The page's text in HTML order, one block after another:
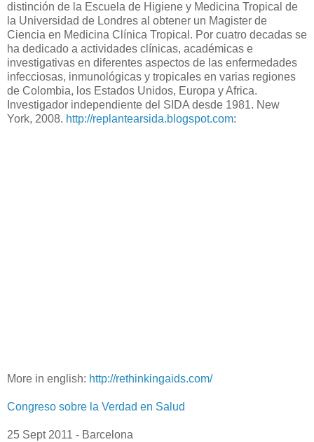
distinción de la Escuela de Higiene y Medicina Tropical de
la Universidad de Londres al obtener un Magister de
Ciencia en Medicina Clínica Tropical. Por cuatro decadas se
ha dedicado a actividades clínicas, académicas e
investigativas en diferentes aspectos de las enfermedades
infecciosas, inmunológicas y tropicales en varias regiones
de Colombia, los Estados Unidos, Europa y Africa.
Investigador independiente del SIDA desde 1981. New
York, 2008. http://replantearsida.blogspot.com:
More in english: http://rethinkingaids.com/
Congreso sobre la Verdad en Salud
25 Sept 2011 - Barcelona